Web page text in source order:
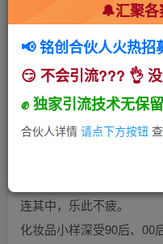
2年前发布
如今，小样已然发展成一
对消费者来说”几块钱就
连其中，乐此不疲。
化妆品小样深受90后、00
🔔汇聚
📢 铭创合伙人火热招
😏 不会引流??? 👌
✊ 独家引流技术无保
合伙人详情 请点下方按钮